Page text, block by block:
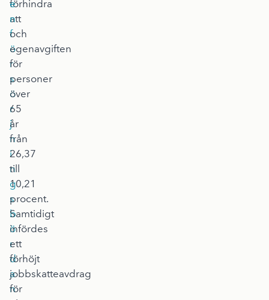
förhindra
att
f
ö
r
s
ö
r
j
n
i
n
g
s
b
ö
r
d
a
n
e
n
och
egenavgiften
för
personer
över
65
år
från
26,37
till
10,21
procent.
Samtidigt
infördes
ett
förhöjt
jobbskatteavdrag
för